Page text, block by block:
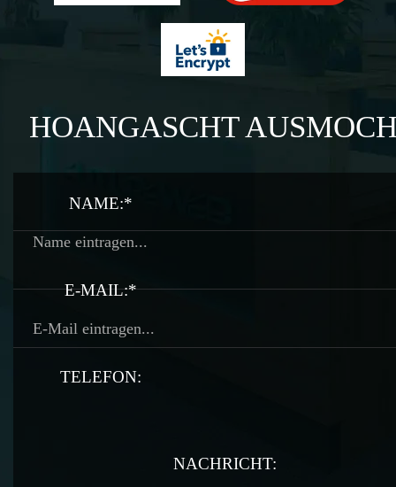
HOANGASCHT
NAME:*
E-MAIL:*
TELEFON:
NACHRICHT: